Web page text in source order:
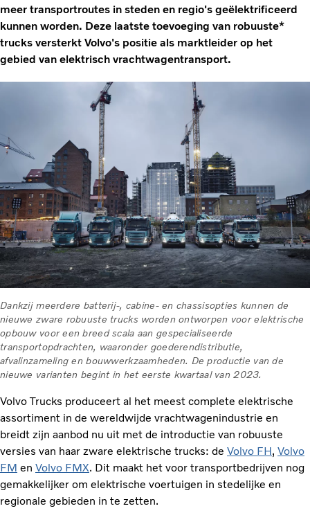
meer transportroutes in steden en regio's geëlektrificeerd
kunnen worden. Deze laatste toevoeging van robuuste*
trucks versterkt Volvo's positie als marktleider op het
gebied van elektrisch vrachtwagentransport.
Dankzij meerdere batterij-, cabine- en chassisopties kunnen de
nieuwe zware robuuste trucks worden ontworpen voor elektrische
opbouw voor een breed scala aan gespecialiseerde
transportopdrachten, waaronder goederendistributie,
afvalinzameling en bouwwerkzaamheden. De productie van de
nieuwe varianten begint in het eerste kwartaal van 2023.
Volvo Trucks produceert al het meest complete elektrische
assortiment in de wereldwijde vrachtwagenindustrie en
breidt zijn aanbod nu uit met de introductie van robuuste
versies van haar zware elektrische trucks: de Volvo FH, Volvo
FM en Volvo FMX. Dit maakt het voor transportbedrijven nog
gemakkelijker om elektrische voertuigen in stedelijke en
regionale gebieden in te zetten.